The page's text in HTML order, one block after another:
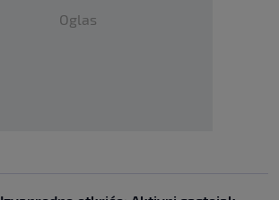
Oglas